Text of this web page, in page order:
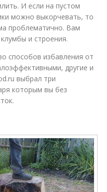
И если на пустом
можно выкорчевать, то
проблематично. Вам
и строения.
способов избавления от
другие и
выбрал три
которым вы без